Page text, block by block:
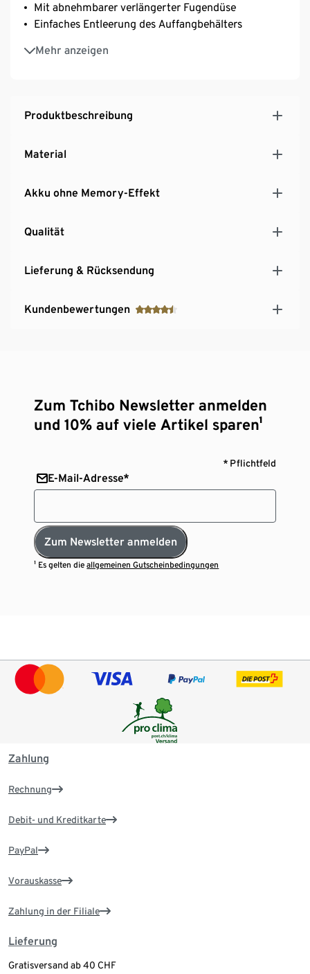
Mit abnehmbarer verlängerter Fugendüse
Einfaches Entleerung des Auffangbehälters
Mehr anzeigen
Ideal für unterwegs, zu Hause und im Büro
Produktbeschreibung
Material
Akku ohne Memory-Effekt
Qualität
Lieferung & Rücksendung
Kundenbewertungen
Zum Tchibo Newsletter anmelden
und 10% auf viele Artikel sparen¹
* Pflichtfeld
E-Mail-Adresse*
Zum Newsletter anmelden
¹ Es gelten dieallgemeinen Gutscheinbedingungen
Zahlung
Rechnung
Debit- und Kreditkarte
PayPal
Vorauskasse
Zahlung in der Filiale
Lieferung
Gratisversand ab 40 CHF